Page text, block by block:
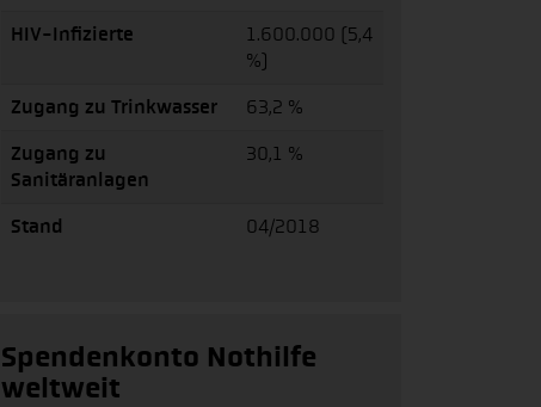
HIV-Infizierte
1.600.000 (5,4
%)
Zugang zu Trinkwasser 63,2 %
Zugang zu
Sanitäranlagen
30,1 %
Stand 04/2018
Spendenkonto Nothilfe
weltweit